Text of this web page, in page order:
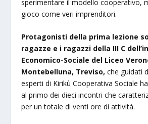
sperimentare il modello cooperativo,
gioco come veri imprenditori.
Protagonisti della prima lezione
ragazze e i ragazzi della III C
Economico-Sociale del Liceo
Montebelluna, Treviso,che guidati
esperti di Kirikù Cooperativa Sociale
al primo dei dieci incontri che
per un totale di venti ore di attività.